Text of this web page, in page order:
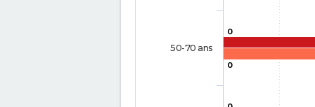
0
0
50-70 ans